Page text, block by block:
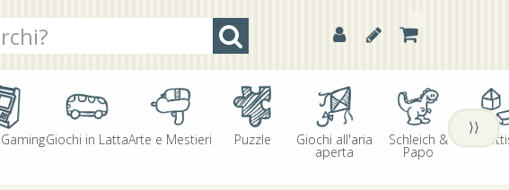
Giochi in LattaArte e Mestieri Puzzle Giochi all'aria
aperta
Schleich &
Papo
⟩⟩